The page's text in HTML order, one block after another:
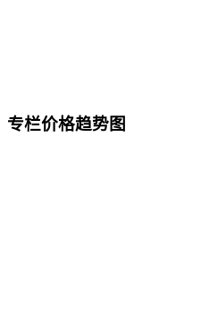
专栏价格趋势图